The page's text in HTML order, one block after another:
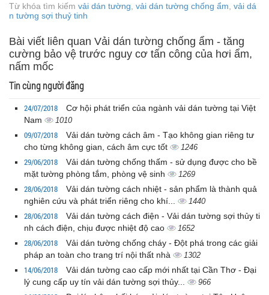
Từ khóa tìm kiếm vải dán tường vải dán tường chống ẩm vải dá
n tường sợi thuỷ tinh
Bài viết liên quan Vải dán tường chống ẩm - tăng
cường bảo vệ trước nguy cơ tấn công của hơi ẩm,
nấm mốc
Tin cùng người đăng
24/07/2018
Cơ hội phát triển của ngành vải dán tường tại Việt
Nam
1010
09/07/2018
Vải dán tường cách âm - Tạo không gian riêng tư
cho từng không gian, cách âm cực tốt
1246
29/06/2018
Vải dán tường chống thấm - sử dụng được cho bề
mặt tường phòng tắm, phòng vệ sinh
1269
28/06/2018
Vải dán tường cách nhiệt - sản phẩm là thành quả
nghiên cứu và phát triển riêng cho khí...
1440
28/06/2018
Vải dán tường cách điện - Vải dán tường sợi thủy ti
nh cách điện, chịu được nhiệt độ cao
1652
28/06/2018
Vải dán tường chống cháy - Đột phá trong các giải
pháp an toàn cho trang trí nội thất nhà
1302
14/06/2018
Vải dán tường cao cấp mới nhất tại Cần Thơ - Đại
lý cung cấp uy tín vải dán tường sợi thủy...
966